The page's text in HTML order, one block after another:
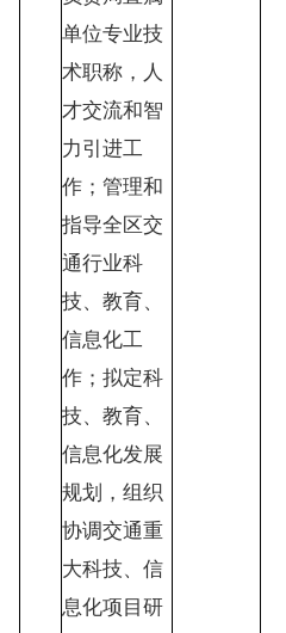
单位专业技
术职称，人
才交流和智
力引进工
作；管理和
指导全区交
通行业科
技、教育、
信息化工
作；拟定科
技、教育、
信息化发展
规划，组织
协调交通重
大科技、信
息化项目研